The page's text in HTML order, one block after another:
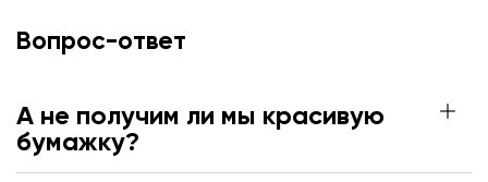
Вопрос-ответ
А не получим ли мы красивую
бумажку?